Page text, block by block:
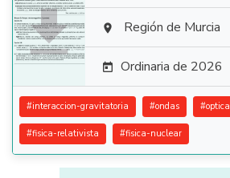
  Región de Murcia
 Ordinaria de 2026
#interaccion-gravitatoria #ondas #optica
#fisica-relativista #fisica-nuclear